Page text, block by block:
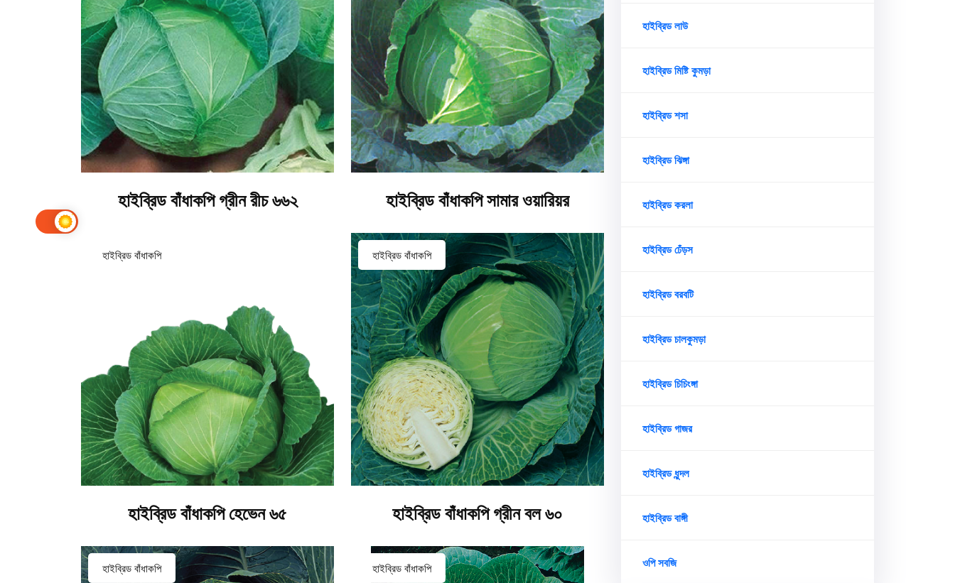
হাইব্রিড বাঁধাকপি গ্রীন রীচ ৬৬২ হাইব্রিড বাঁধাকপি সামার ওয়ারিয়র
হাইব্রিড বাঁধাকপি
হাইব্রিড বাঁধাকপি হেভেন ৬৫
হাইব্রিড বাঁধাকপি
হাইব্রিড বাঁধাকপি গ্রীন বল ৬০
হাইব্রিড বাঁধাকপি হাইব্রিড বাঁধাকপি
হাইব্রিড লাউ
হাইব্রিড মিষ্টি কুমড়া
হাইব্রিড শসা
হাইব্রিড ঝিঙ্গা
হাইব্রিড করলা
হাইব্রিড ঢেঁড়স
হাইব্রিড বরবটি
হাইব্রিড চালকুমড়া
হাইব্রিড চিচিংঙ্গা
হাইব্রিড গাজর
হাইব্রিড ধুন্দল
হাইব্রিড বাঙ্গী
ওপি সবজি